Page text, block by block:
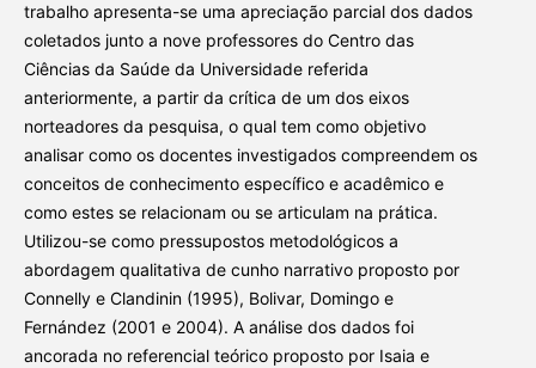
trabalho apresenta-se uma apreciação parcial dos dados
coletados junto a nove professores do Centro das
Ciências da Saúde da Universidade referida
anteriormente, a partir da crítica de um dos eixos
norteadores da pesquisa, o qual tem como objetivo
analisar como os docentes investigados compreendem os
conceitos de conhecimento específico e acadêmico e
como estes se relacionam ou se articulam na prática.
Utilizou-se como pressupostos metodológicos a
abordagem qualitativa de cunho narrativo proposto por
Connelly e Clandinin (1995), Bolivar, Domingo e
Fernández (2001 e 2004). A análise dos dados foi
ancorada no referencial teórico proposto por Isaia e